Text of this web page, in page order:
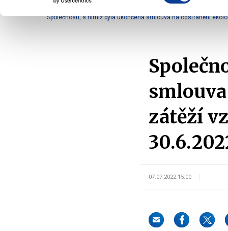
Podpora z národních
Společnosti, s nimiž byla ukončena smlouva na odstranění
zátěží
07.07.2022 15:00